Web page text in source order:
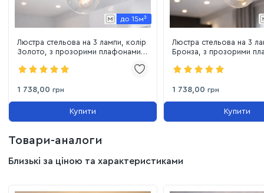
Люстра стельова на 3 лампи, колір
Золото, з прозорими плафонами
1 738,00 грн
Купити
Люстра стельова на 3
Бронза, з прозорими
1 738,00 грн
Купити
Товари-аналоги
Близькі за ціною та характеристиками